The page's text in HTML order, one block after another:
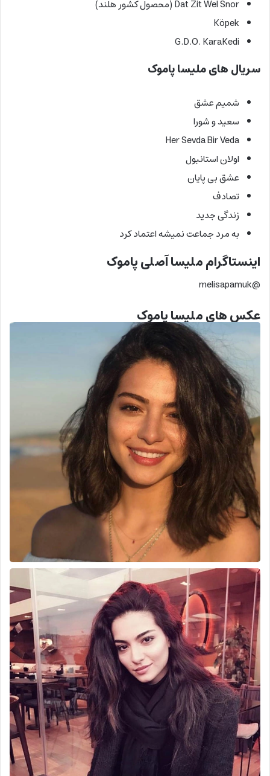
Dat Zit Wel Snor (محصول کشور هلند)
Köpek
G.D.O. KaraKedi
سریال های ملیسا پاموک
شمیم عشق
سعید و شورا
Her Sevda Bir Veda
اولان استانبول
عشق بی پایان
تصادف
زندگی جدید
به مرد جماعت نمیشه اعتماد کرد
اینستاگرام ملیسا آصلی پاموک
@melisapamuk
عکس های ملیسا پاموک